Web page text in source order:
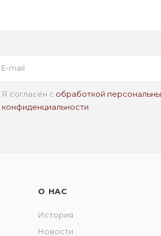
Я согласен с обработкой
конфиденциальности
О НАС
История
Новости